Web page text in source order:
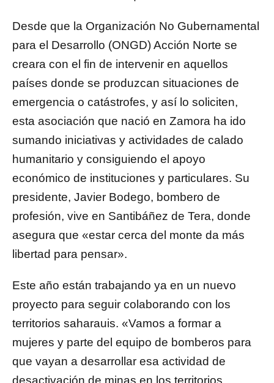
Desde que la Organización No Gubernamental
para el Desarrollo (ONGD) Acción Norte se
creara con el fin de intervenir en aquellos
países donde se produzcan situaciones de
emergencia o catástrofes, y así lo soliciten,
esta asociación que nació en Zamora ha ido
sumando iniciativas y actividades de calado
humanitario y consiguiendo el apoyo
económico de instituciones y particulares. Su
presidente, Javier Bodego, bombero de
profesión, vive en Santibáñez de Tera, donde
asegura que «estar cerca del monte da más
libertad para pensar».
Este año están trabajando ya en un nuevo
proyecto para seguir colaborando con los
territorios saharauis. «Vamos a formar a
mujeres y parte del equipo de bomberos para
que vayan a desarrollar esa actividad de
desactivación de minas en los territorios